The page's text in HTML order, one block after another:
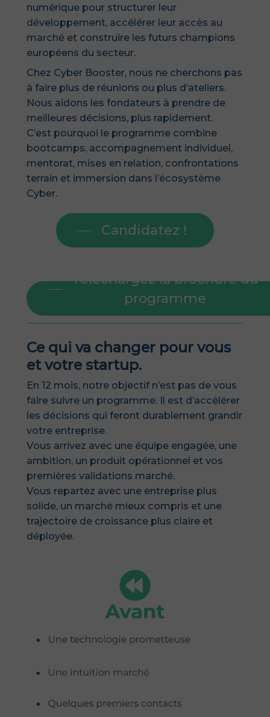
numérique pour structurer leur
développement, accélérer leur accès au
marché et construire les futurs champions
européens du secteur.
Chez Cyber Booster, nous ne cherchons pas
à faire plus de réunions ou plus d’ateliers.
Nous aidons les fondateurs à prendre de
meilleures décisions, plus rapidement.
C’est pourquoi le programme combine
bootcamps, accompagnement individuel,
mentorat, mises en relation, confrontations
terrain et immersion dans l’écosystème
Cyber.
Candidatez !
Téléchargez la brochure du
programme
Ce qui va changer pour vous
et votre startup.
En 12 mois, notre objectif n’est pas de vous
faire suivre un programme. Il est d’accélérer
les décisions qui feront durablement grandir
votre entreprise.
Vous arrivez avec une équipe engagée, une
ambition, un produit opérationnel et vos
premières validations marché.
Vous repartez avec une entreprise plus
solide, un marché mieux compris et une
trajectoire de croissance plus claire et
déployée.